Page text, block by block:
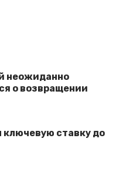
неожиданно
о возвращении
ключевую ставку до